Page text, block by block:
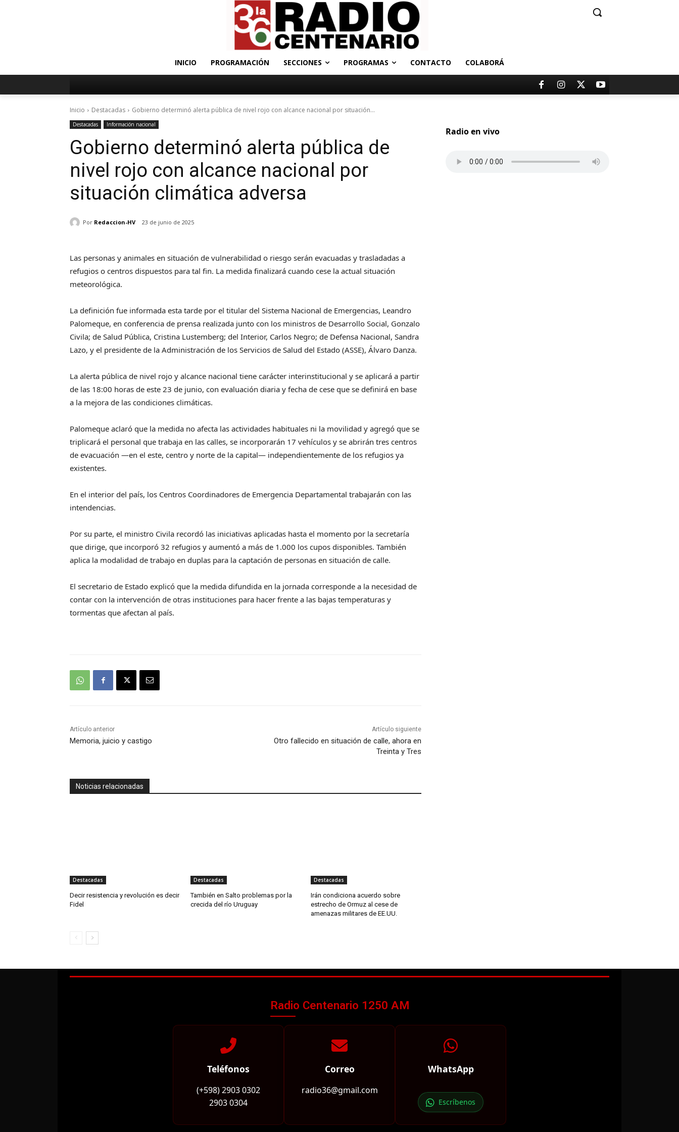
INICIO PROGRAMACIÓN SECCIONES PROGRAMAS CONTACTO COLABORÁ
Inicio Destacadas Gobierno determinó alerta pública de nivel rojo con alcance nacional por situación...
Destacadas Información nacional
Gobierno determinó alerta pública de
nivel rojo con alcance nacional por
situación climática adversa
Por Redaccion-HV 23 de junio de 2025
Las personas y animales en situación de vulnerabilidad o riesgo serán evacuadas y trasladadas a
refugios o centros dispuestos para tal fin. La medida finalizará cuando cese la actual situación
meteorológica.
La definición fue informada esta tarde por el titular del Sistema Nacional de Emergencias, Leandro
Palomeque, en conferencia de prensa realizada junto con los ministros de Desarrollo Social, Gonzalo
Civila; de Salud Pública, Cristina Lustemberg; del Interior, Carlos Negro; de Defensa Nacional, Sandra
Lazo, y el presidente de la Administración de los Servicios de Salud del Estado (ASSE), Álvaro Danza.
La alerta pública de nivel rojo y alcance nacional tiene carácter interinstitucional y se aplicará a partir
de las 18:00 horas de este 23 de junio, con evaluación diaria y fecha de cese que se definirá en base
a la mejora de las condiciones climáticas.
Palomeque aclaró que la medida no afecta las actividades habituales ni la movilidad y agregó que se
triplicará el personal que trabaja en las calles, se incorporarán 17 vehículos y se abrirán tres centros
de evacuación —en el este, centro y norte de la capital— independientemente de los refugios ya
existentes.
En el interior del país, los Centros Coordinadores de Emergencia Departamental trabajarán con las
intendencias.
Por su parte, el ministro Civila recordó las iniciativas aplicadas hasta el momento por la secretaría
que dirige, que incorporó 32 refugios y aumentó a más de 1.000 los cupos disponibles. También
aplica la modalidad de trabajo en duplas para la captación de personas en situación de calle.
El secretario de Estado explicó que la medida difundida en la jornada corresponde a la necesidad de
contar con la intervención de otras instituciones para hacer frente a las bajas temperaturas y
tormentas que afectan al país.
Artículo anterior
Memoria, juicio y castigo
Artículo siguiente
Otro fallecido en situación de calle, ahora en
Treinta y Tres
Noticias relacionadas
Destacadas
Decir resistencia y revolución es decir
Fidel
Destacadas
También en Salto problemas por la
crecida del río Uruguay
Destacadas
Irán condiciona acuerdo sobre
estrecho de Ormuz al cese de
amenazas militares de EE.UU.
Radio en vivo
Radio Centenario 1250 AM
Teléfonos
(+598) 2903 0302
2903 0304
Correo
radio36@gmail.com
WhatsApp
Escríbenos